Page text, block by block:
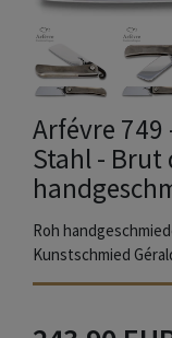
Arfévre 749
Stahl - Brut
Roh
Kunstschmied